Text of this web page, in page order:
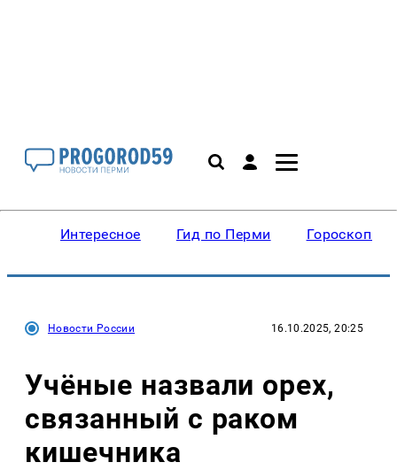
Интересное Гид по Перми Гороскопы
Новости России 16.10.2025, 20:25
Учёные назвали орех,
связанный с раком
кишечника